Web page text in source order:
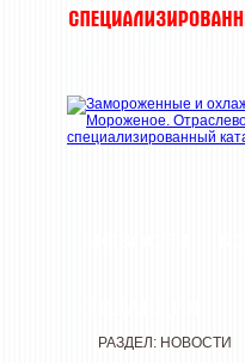
РАЗДЕЛ: НОВОСТИ